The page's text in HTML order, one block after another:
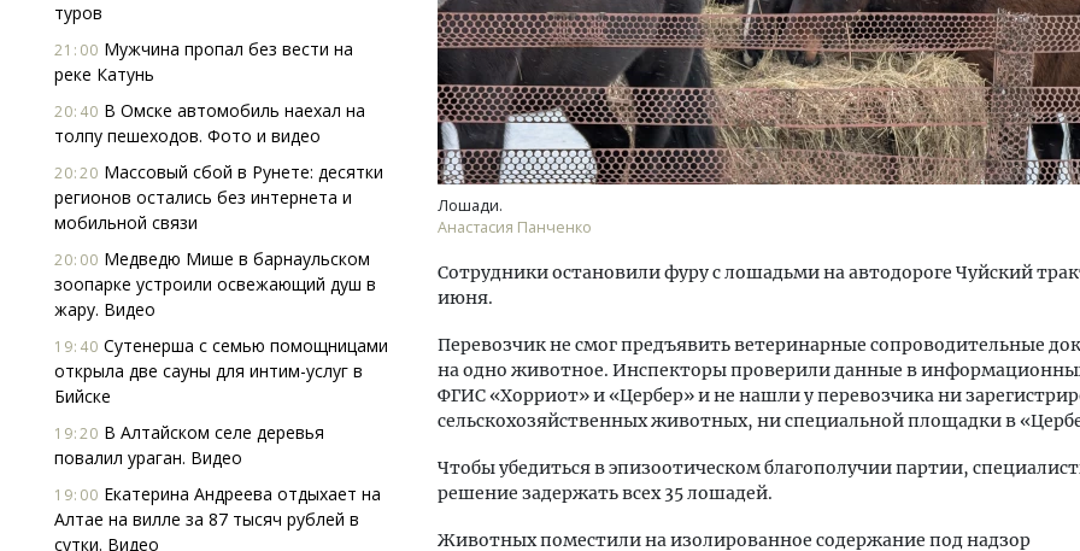
туров
21:00 Мужчина пропал без вести на
реке Катунь
20:40 В Омске автомобиль наехал на
толпу пешеходов. Фото и видео
20:20 Массовый сбой в Рунете: десятки
регионов остались без интернета и
мобильной связи
20:00 Медведю Мише в барнаульском
зоопарке устроили освежающий душ в
жару. Видео
19:40 Сутенерша с семью помощницами
открыла две сауны для интим-услуг в
Бийске
19:20 В Алтайском селе деревья
повалил ураган. Видео
19:00 Екатерина Андреева отдыхает на
Алтае на вилле за 87 тысяч рублей в
сутки. Видео
Лошади.
Анастасия Панченко
Сотрудники остановили фуру с лошадьми на автодороге Чуйский
июня.
Перевозчик не смог предъявить ветеринарные сопроводительные
на одно животное. Инспекторы проверили данные в
ФГИС «Хорриот» и «Цербер» и не нашли у перевозчика ни
сельскохозяйственных животных, ни специальной площадки в
Чтобы убедиться в эпизоотическом благополучии партии,
решение задержать всех 35 лошадей.
Животных поместили на изолированное содержание под надзор
Архитектурный код начинается с
земли. Мощение крупноформатными
плитами становится новым
стандартом благоустройства
СТРОИТЕЛЬСТВО
Смелость архитектурных
Генеральный директор
ЗИАС — об эстетике
трендах в фасадах и
СТРОИТЕЛЬСТВО